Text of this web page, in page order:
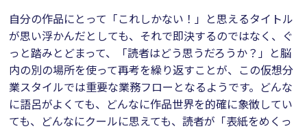
自分の作品にとって「これしかない！」と思えるタイトル
が思い浮かんだとしても、それで即決するのではなく、ぐ
っと踏みとどまって、「読者はどう思うだろうか？」と脳
内の別の場所を使って再考を繰り返すことが、この仮想分
業スタイルでは重要な業務フローとなるようです。どんな
に語呂がよくても、どんなに作品世界を的確に象徴してい
ても、どんなにクールに思えても、読者が「表紙をめくっ